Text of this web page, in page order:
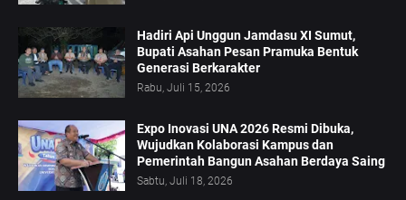
Hadiri Api Unggun Jamdasu XI Sumut,
Bupati Asahan Pesan Pramuka Bentuk
Generasi Berkarakter
Rabu, Juli 15, 2026
Expo Inovasi UNA 2026 Resmi Dibuka,
Wujudkan Kolaborasi Kampus dan
Pemerintah Bangun Asahan Berdaya Saing
Sabtu, Juli 18, 2026